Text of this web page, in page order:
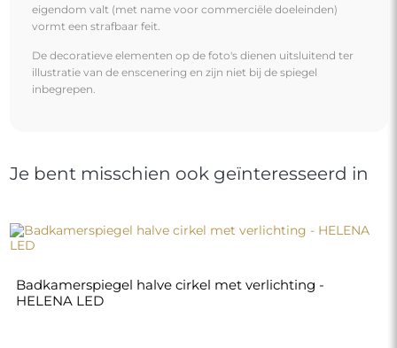
eigendom valt (met name voor commerciële doeleinden)
vormt een strafbaar feit.
De decoratieve elementen op de foto's dienen uitsluitend ter
illustratie van de enscenering en zijn niet bij de spiegel
inbegrepen.
Je bent misschien ook geïnteresseerd in
Badkamerspiegel halve cirkel met verlichting -
HELENA LED